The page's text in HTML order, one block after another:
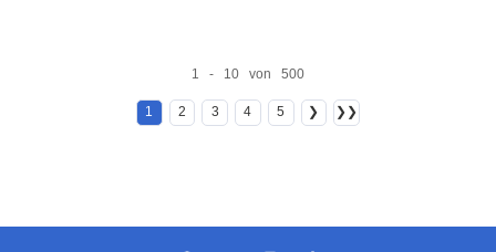
1 - 10 von 500
1 2 3 4 5 ❯ ❯❯